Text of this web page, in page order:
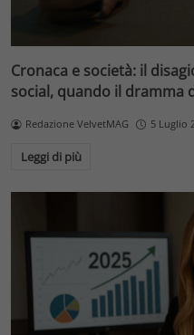
Cronaca e società: il
social, quando il dramma
Redazione VelvetMAG 5 Luglio
Leggi di più